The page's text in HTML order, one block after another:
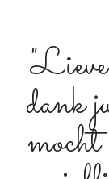
dank